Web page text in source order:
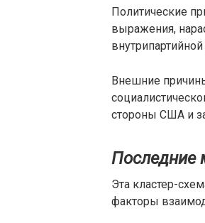
Политические
выражения,
Внешние
стороны США и
Последние
Эта кластер-
факторы